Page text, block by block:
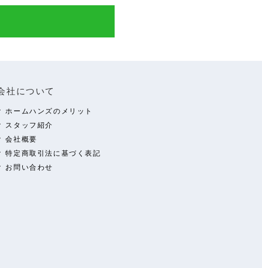
社について
ホームハンズのメリット
スタッフ紹介
会社概要
特定商取引法に基づく表記
お問い合わせ